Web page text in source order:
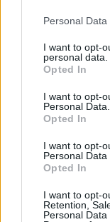
Please note that
not limited to your
grant or deny
use your data for
consent section.
Personal
I want to opt-
personal data.
Opted In
I want to opt-
Personal Data.
Opted In
I want to opt-
Personal Data
Opted In
I want to opt-
Retention,
Personal